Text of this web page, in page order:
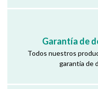
Garantía de
Todos nuestros
garantía de